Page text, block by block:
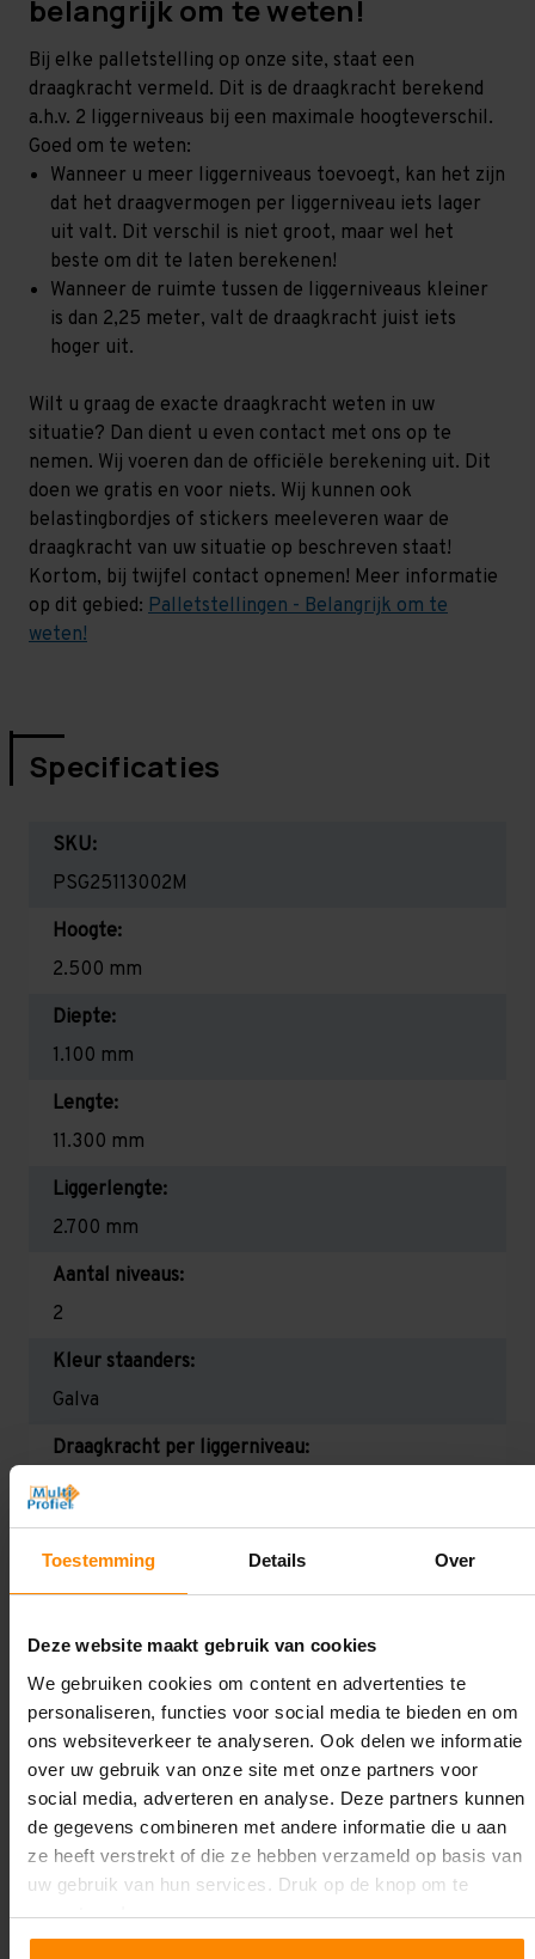
Toestemming Details Over
Deze website maakt gebruik van cookies
We gebruiken cookies om content en advertenties te
personaliseren, functies voor social media te bieden en om
ons websiteverkeer te analyseren. Ook delen we informatie
over uw gebruik van onze site met onze partners voor
social media, adverteren en analyse. Deze partners kunnen
de gegevens combineren met andere informatie die u aan
ze heeft verstrekt of die ze hebben verzameld op basis van
uw gebruik van hun services. Druk op de knop om te
accepteren!
belangrijk om te weten!
Bij elke palletstelling op onze site, staat een
draagkracht vermeld. Dit is de draagkracht berekend
a.h.v. 2 liggerniveaus bij een maximale hoogteverschil.
Goed om te weten:
Wanneer u meer liggerniveaus toevoegt, kan het zijn
dat het draagvermogen per liggerniveau iets lager
uit valt. Dit verschil is niet groot, maar wel het
beste om dit te laten berekenen!
Wanneer de ruimte tussen de liggerniveaus kleiner
is dan 2,25 meter, valt de draagkracht juist iets
hoger uit.
Wilt u graag de exacte draagkracht weten in uw
situatie? Dan dient u even contact met ons op te
nemen. Wij voeren dan de officiële berekening uit. Dit
doen we gratis en voor niets. Wij kunnen ook
belastingbordjes of stickers meeleveren waar de
draagkracht van uw situatie op beschreven staat!
Kortom, bij twijfel contact opnemen! Meer informatie
op dit gebied: Palletstellingen - Belangrijk om te
weten!
Specificaties
SKU:
PSG25113002M
Hoogte:
2.500 mm
Diepte:
1.100 mm
Lengte:
11.300 mm
Liggerlengte:
2.700 mm
Aantal niveaus:
2
Kleur staanders:
Galva
Draagkracht per liggerniveau:
2.350 kg (780 kg per pallet)
Maximale jukbelasting:
8939 kg
Oplossing op maat nodig?
Een maat die niet op de site staat? Hogere
draagkrachten? Speciale uitvoeringen? Onze